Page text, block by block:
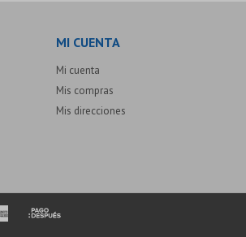
MI CUENTA
Mi cuenta
Mis compras
Mis direcciones